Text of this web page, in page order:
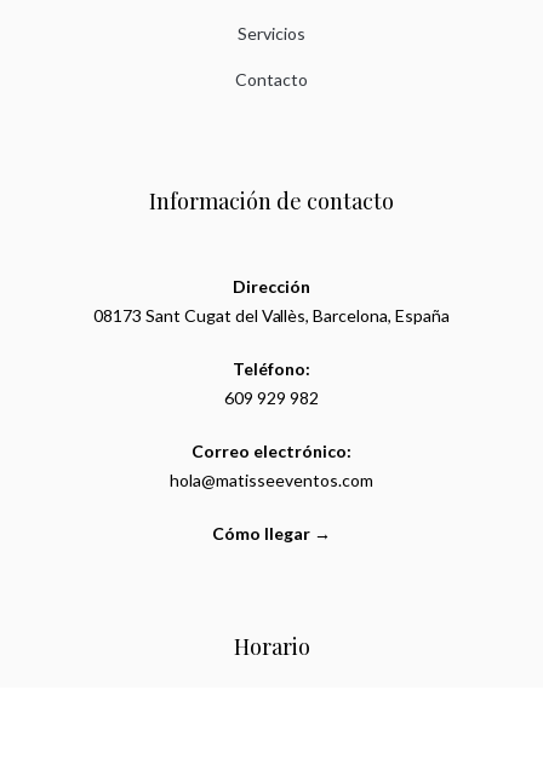
Servicios
Contacto
Información de contacto
Dirección
08173 Sant Cugat del Vallès, Barcelona, España
Teléfono:
609 929 982
Correo electrónico:
hola@matisseeventos.com
Cómo llegar →
Horario